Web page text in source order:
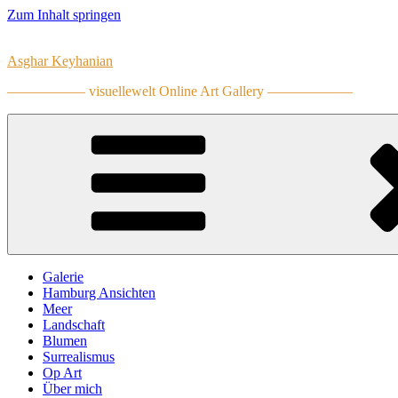
Zum Inhalt springen
Asghar Keyhanian
—————– visuellewelt Online Art Gallery ——————
Galerie
Hamburg Ansichten
Meer
Landschaft
Blumen
Surrealismus
Op Art
Über mich